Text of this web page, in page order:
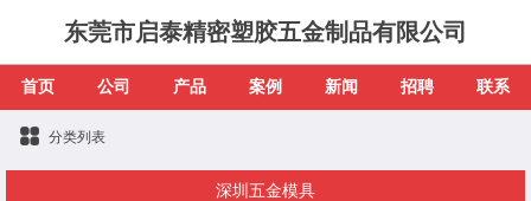
东莞市启泰精密塑胶五金制品有限公司
首页 公司 产品 案例 新闻 招聘 联系
分类列表
深圳五金模具